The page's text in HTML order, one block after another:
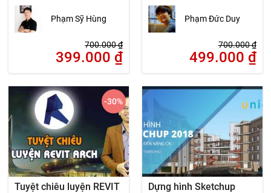
Revit
Phạm Sỹ Hùng
700.000₫
399.000 ₫
bắt đầu
Phạm Đức Duy
700.000₫
499.000 ₫
Tuyệt chiêu luyện REVIT
-30%
Dựng hình Sketchup